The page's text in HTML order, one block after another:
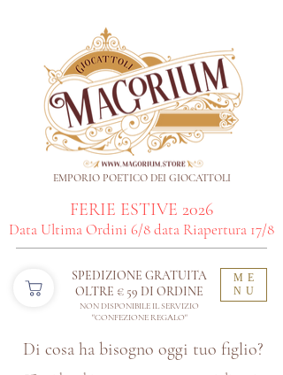
ME
NU
Di cosa ha bisogno oggi tuo figlio?
SPEDIZIONE GRATUITA
OLTRE € 59 DI ORDINE​
NON DISPONIBILE IL SERVIZIO
"CONFEZIONE REGALO"
EMPORIO POETICO DEI GIOCATTOLI
FERIE ESTIVE 2026
Data Ultima Ordini 6/8 data Riapertura 17/8